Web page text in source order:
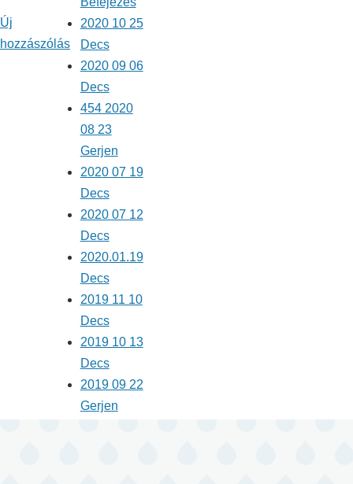
Új
hozzászólás
2020 10 25
Decs
2020 09 06
Decs
454 2020
08 23
Gerjen
2020 07 19
Decs
2020 07 12
Decs
2020.01.19
Decs
2019 11 10
Decs
2019 10 13
Decs
2019 09 22
Gerjen